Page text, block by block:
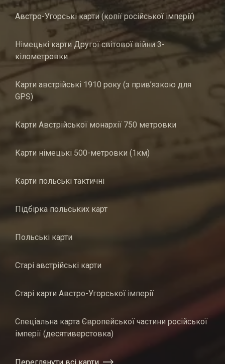
Австро-Угорські карти (копії російської імперії)
Німецькі карти Другої світової війни 3-
кілометровки
Карти австрійські 1910 року (з прив’язкою для
GPS)
Карти Австрійської монархії 750 метровки
Карти німецькі 500-метровки (1км)
Карти польські тактичні
Підбірка польських карт
Польські карти
Старі австрійські карти
Старі карти Австро-Угорської імперії
Спеціальна карта Європейської частини російської
імперії (десятиверстовка)